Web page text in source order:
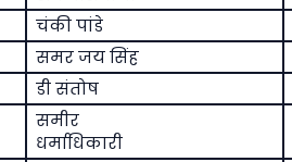
चंकी पांडे
समर जय सिंह
डी संतोष
समीर
धर्माधिकारी